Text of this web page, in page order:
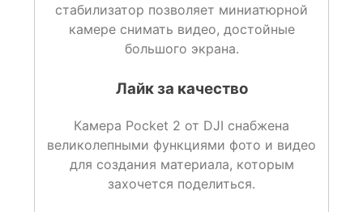
стабилизатор позволяет миниатюрной
камере снимать видео, достойные
большого экрана.
Лайк за качество
Камера Pocket 2 от DJI снабжена
великолепными функциями фото и видео
для создания материала, которым
захочется поделиться.